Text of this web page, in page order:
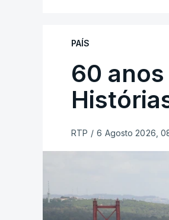
PAÍS
60
RTP / 6 Agosto 2026,